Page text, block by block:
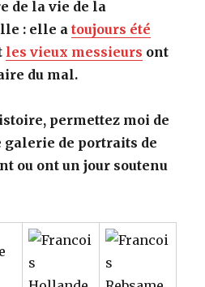
de la vie de la
: elle atoujours été
les vieux messieurs ont
du mal.
permettez moi de
galerie de portraits de
ou ont un jour soutenu